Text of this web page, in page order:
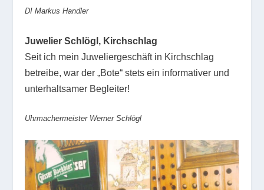
DI Markus Handler
Juwelier Schlögl, Kirchschlag
Seit ich mein Juweliergeschäft in Kirchschlag
betreibe, war der „Bote“ stets ein informativer und
unterhaltsamer Begleiter!
Uhrmachermeister Werner Schlögl